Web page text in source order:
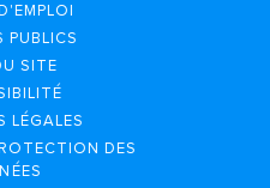
PUBLICS
SITE
LÉGALES
DES